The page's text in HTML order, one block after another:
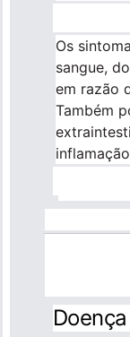
Os
sangue,
em razão
Também